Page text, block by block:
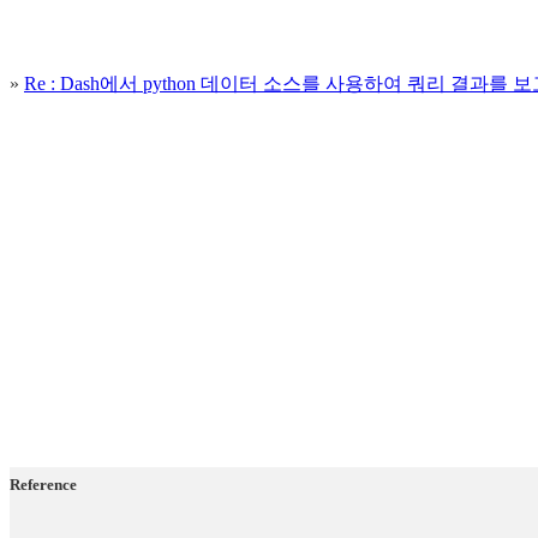
» Re : Dash에서 python 데이터 소스를 사용하여 쿼리 결과를
Reference